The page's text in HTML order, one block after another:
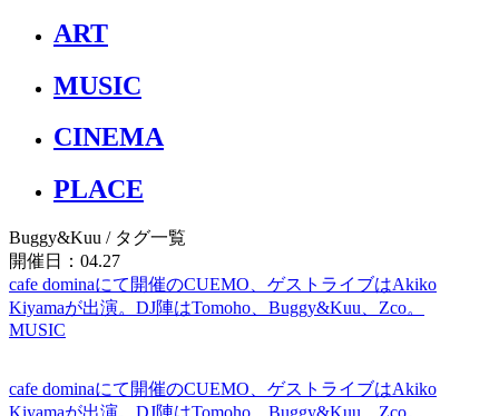
ART
MUSIC
CINEMA
PLACE
Buggy&Kuu / タグ一覧
開催日：04.27
cafe dominaにて開催のCUEMO、ゲストライブはAkiko
Kiyamaが出演。DJ陣はTomoho、Buggy&Kuu、Zco。
MUSIC
cafe dominaにて開催のCUEMO、ゲストライブはAkiko